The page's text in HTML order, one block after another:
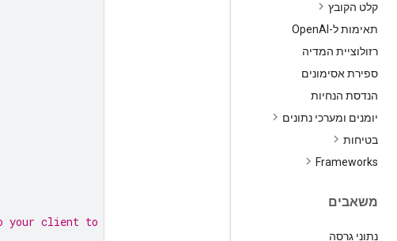
קלט הקובץ
תאימות ל-Open AI
רזולוציית המדיה
ספירת אסימונים
הנדסת הנחיות
יומנים ומערכי נתונים
בטיחות
‫Frameworks
משאבים
נתוני גרסה
your client to use it